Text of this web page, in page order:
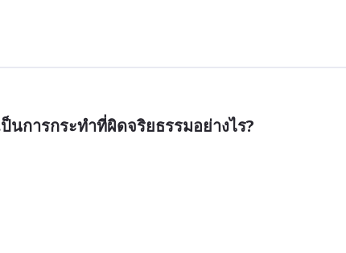
การกระทำที่ผิดจริยธรรมอย่างไร?